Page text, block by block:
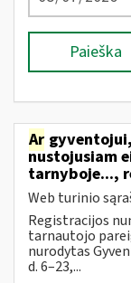
Paieška
Ar
nustojusiam
tarnyboje...,
Web turinio
Registracijos
tarnautojo
nurodytas
d. 6–23,...